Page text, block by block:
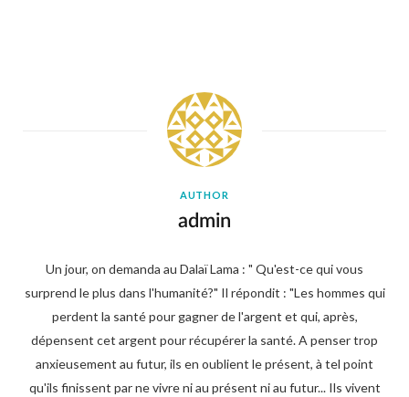
AUTHOR
admin
Un jour, on demanda au Dalaï Lama : " Qu'est-ce qui vous
surprend le plus dans l'humanité?" Il répondit : "Les hommes qui
perdent la santé pour gagner de l'argent et qui, après,
dépensent cet argent pour récupérer la santé. A penser trop
anxieusement au futur, ils en oublient le présent, à tel point
qu'ils finissent par ne vivre ni au présent ni au futur... Ils vivent